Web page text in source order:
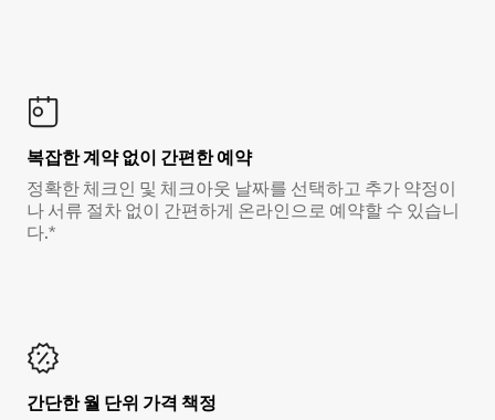
복잡한 계약 없이 간편한 예약
정확한 체크인 및 체크아웃 날짜를 선택하고 추가 약정이
나 서류 절차 없이 간편하게 온라인으로 예약할 수 있습니
다.*
간단한 월 단위 가격 책정